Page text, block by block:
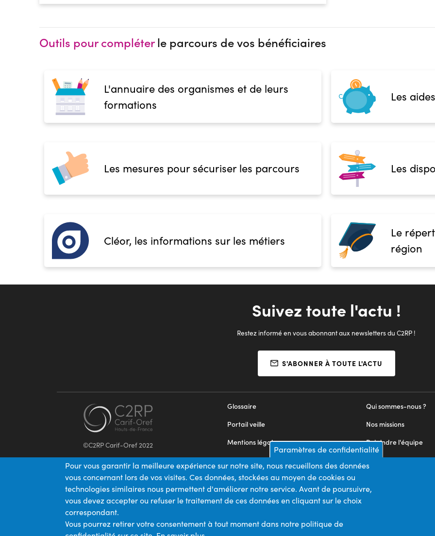
Outils pour compléterle parcours de vos bénéficiaires
L'annuaire des organismes et de leurs
formations
Les
Les mesures pour sécuriser les parcours Les
Cléor, les informations sur les métiers
Le
région
Suivez toute l'actu !
Restez informé en vous abonnant aux newsletters du C2RP !
S'ABONNER À TOUTE L'ACTU
©C2RP Carif-Oref 2022
Qui sommes-nous ?
Nos missions
Rejoindre l'équipe
Nous contacter
Glossaire
Portail veille
Mentions légales
Appels d'offres
Plan du site
Paramètres de confidentialité
Pour vous garantir la meilleure expérience sur notre site, nous recueillons des données
vous concernant lors de vos visites. Ces données, stockées au moyen de cookies ou
technologies similaires nous permettent d'améliorer notre service. Avant de poursuivre,
vous devez accepter ou refuser le traitement de ces données en cliquant sur le choix
correspondant.
Vous pourrez retirer votre consentement à tout moment dans notre politique de